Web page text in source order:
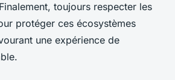
toujours respecter les
protéger ces écosystèmes
une expérience de